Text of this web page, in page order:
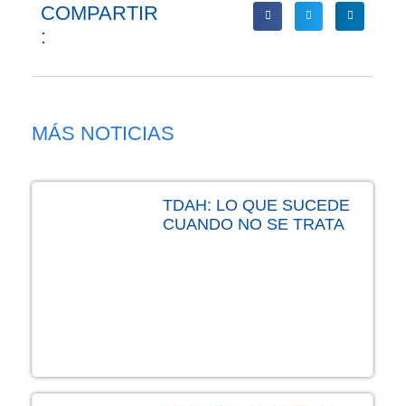
COMPARTIR
:
MÁS NOTICIAS
TDAH: LO QUE SUCEDE
CUANDO NO SE TRATA